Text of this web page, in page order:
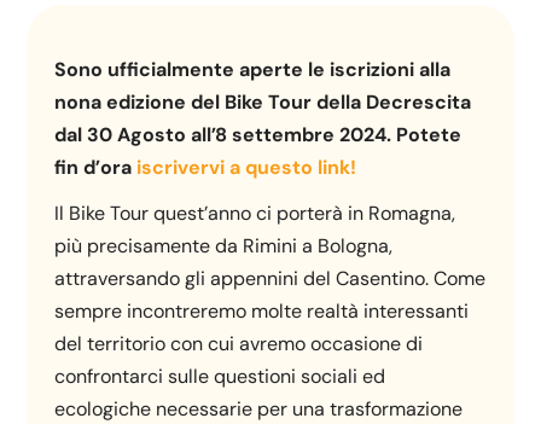
Sono ufficialmente aperte le iscrizioni alla
nona edizione del Bike Tour della Decrescita
dal 30 Agosto all’8 settembre 2024. Potete
fin d’ora iscrivervi a questo link!
Il Bike Tour quest’anno ci porterà in Romagna,
più precisamente da Rimini a Bologna,
attraversando gli appennini del Casentino. Come
sempre incontreremo molte realtà interessanti
del territorio con cui avremo occasione di
confrontarci sulle questioni sociali ed
ecologiche necessarie per una trasformazione